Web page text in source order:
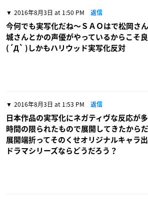
2016年8月3日 at 1:50 PM 返信
今何でも実写化だね〜ＳＡＯはで松岡さ
城さんとかの声優がやっているからこそ
(´Д` )しかもハリウッド実写化反対
2016年8月3日 at 1:53 PM 返信
日本作品の実写化にネガティヴな反応が
時間の限られたもので展開してきたから
展開端折ってそのくせオリジナルキャラ
ドラマシリーズならどうだろう？